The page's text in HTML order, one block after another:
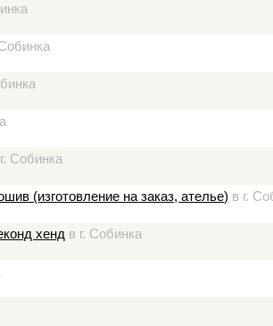
Собинка
(изготовление на заказ, ателье) в г.
хенд в г. Собинка